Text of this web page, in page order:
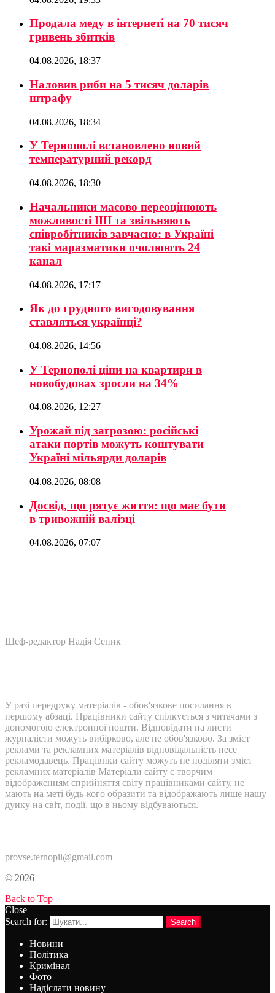
Продала меду в інтернеті на 70 тисяч
гривень збитків
04.08.2026, 18:37
Наловив риби на 5 тисяч доларів
штрафу
04.08.2026, 18:34
У Тернополі встановлено новий
температурний рекорд
04.08.2026, 18:30
Начальники масово переоцінюють
можливості ШІ та звільняють
співробітників завчасно: в Україні
такі маразматики очолюють 24
канал
04.08.2026, 17:17
Як до грудного вигодовування
ставляться українці?
04.08.2026, 14:56
У Тернополі ціни на квартири в
новобудовах зросли на 34%
04.08.2026, 12:27
Урожай під загрозою: російські
атаки портів можуть коштувати
Україні мільярди доларів
04.08.2026, 08:08
Досвід, що рятує життя: що має бути
в тривожній валізці
04.08.2026, 07:07
Шеф-редактор Надія Сеник
У разі передруку матеріалів - обов'язкове посилання в
першому абзаці. Працівники сайту спілкується з читачами з
допомогою електронної пошти. Відповідати на листи
журналісти можуть вибірково, але не обов'язково. За зміст
реклами та рекламних матеріалів відповідальність несе
рекламодавець. Працівнки сайту можуть не поділяти зміст
рекламних матеріалів Матеріали сайту є творчим
відображенням сприйняття світу працівниками сайту, не
мають на меті будь-кого образити та відображають лише нашу
дуику на світ, події, що в ньому відбуваються.
provse.ternopil@gmail.com
© 2026
Back to Top
Close
Search for:
Search
Новини
Політика
Кримінал
Фото
Надіслати новину